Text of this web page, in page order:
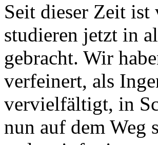
Seit dieser Zeit ist
studieren jetzt in
gebracht. Wir
verfeinert, als
vervielfältigt, in
nun auf dem Weg